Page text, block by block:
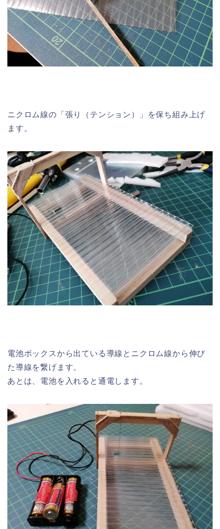
ニクロム線の「張り（テンション）」を保ち組み上げ
ます。
電池ボックスから出ている導線とニクロム線から伸び
た導線を繋げます。
あとは、電池を入れると通電します。